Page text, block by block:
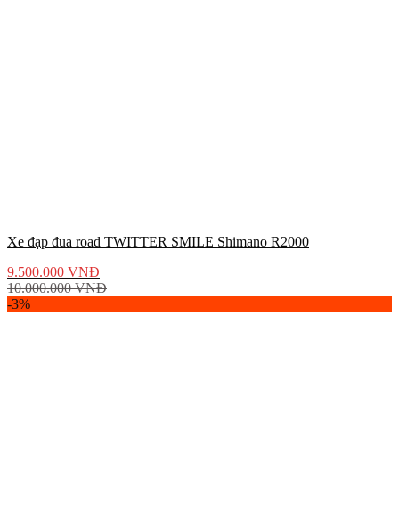
Xe đạp đua road TWITTER SMILE Shimano R2000
9.500.000 VNĐ
10.000.000VNĐ
-3%